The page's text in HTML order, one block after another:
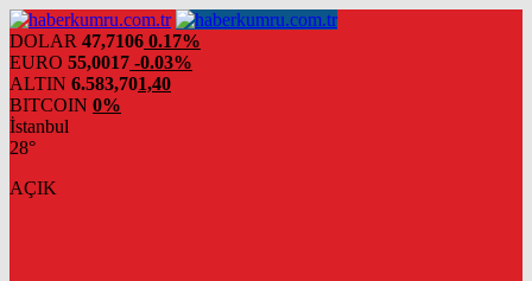
DOLAR 47,7106 0.17%
EURO 55,0017 -0.03%
ALTIN 6.583,701,40
BITCOIN 0%
İstanbul
28°
AÇIK